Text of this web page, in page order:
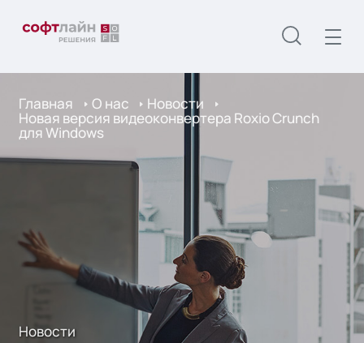
Главная О нас Новости
Новая версия видеоконвертера Roxio Crunch
для Windows
Новости